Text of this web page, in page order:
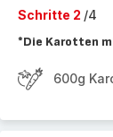
Schritte 2 /4
*Die Karotten
600g